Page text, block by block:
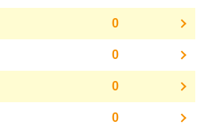
0
0
0
0